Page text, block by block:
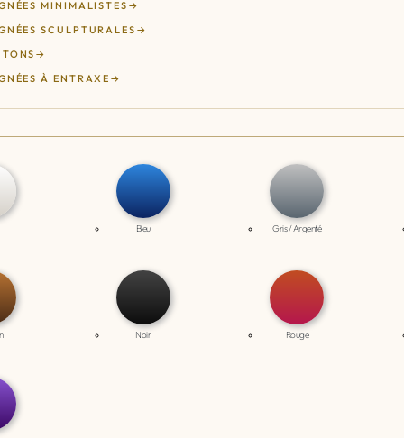
MINIMALISTES
SCULPTURALES
À ENTRAXE
Bleu Gris / Argenté
Noir Rouge